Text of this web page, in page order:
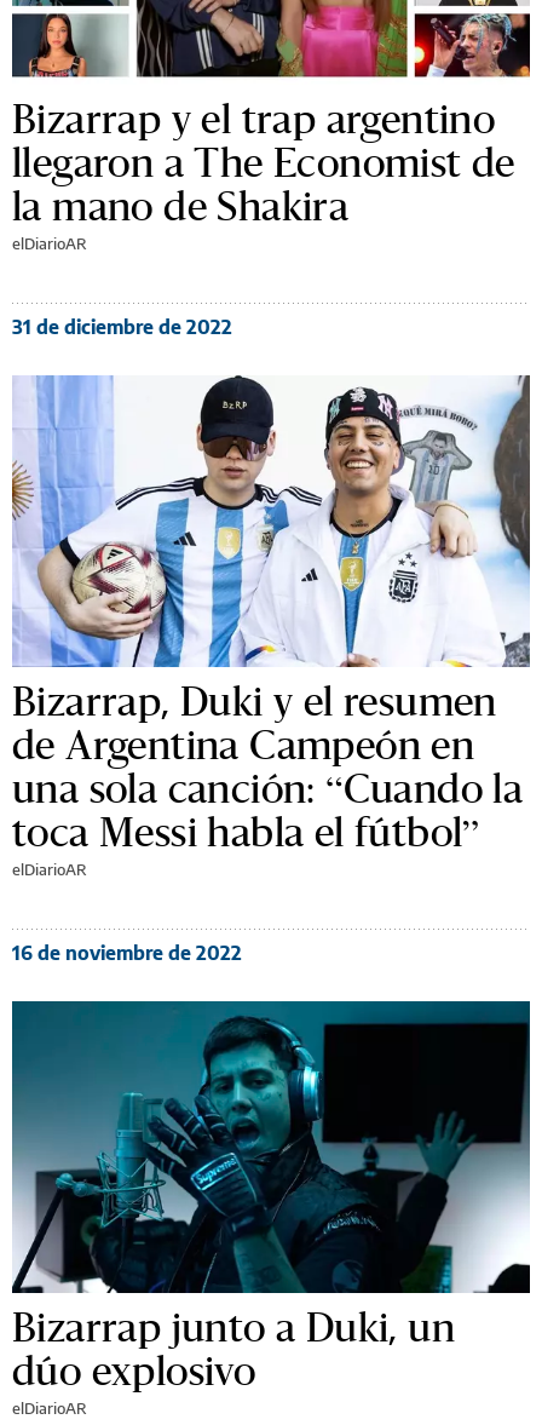
Bizarrap y el trap argentino
llegaron a The Economist de
la mano de Shakira
elDiarioAR
31 de diciembre de 2022
Bizarrap, Duki y el resumen
de Argentina Campeón en
una sola canción: “Cuando la
toca Messi habla el fútbol”
elDiarioAR
16 de noviembre de 2022
Bizarrap junto a Duki, un
dúo explosivo
elDiarioAR